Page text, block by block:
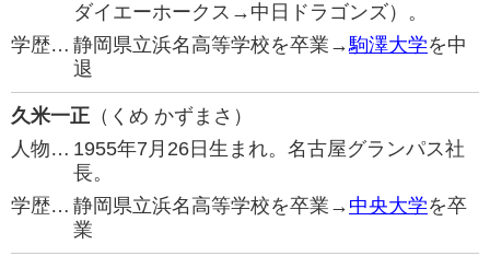
ダイエーホークス→中日ドラゴンズ）。
学歴… 静岡県立浜名高等学校を卒業→駒澤大学を中
退
久米一正 （くめ かずまさ）
人物… 1955年7月26日生まれ。名古屋グランパス社
長。
学歴… 静岡県立浜名高等学校を卒業→ 中央大学を卒
業